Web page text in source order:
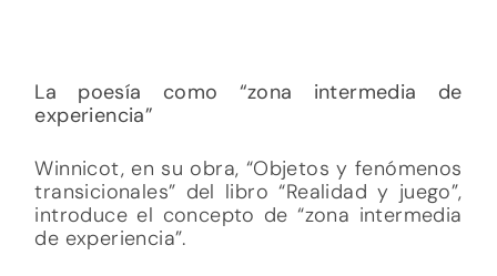
La poesía como “zona intermedia de
experiencia”
Winnicot, en su obra, “Objetos y fenómenos
transicionales” del libro “Realidad y juego”,
introduce el concepto de “zona intermedia
de experiencia”.